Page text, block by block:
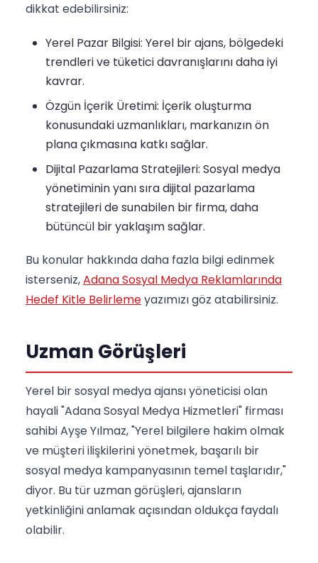
dikkat edebilirsiniz:
Yerel Pazar Bilgisi: Yerel bir ajans, bölgedeki
trendleri ve tüketici davranışlarını daha iyi
kavrar.
Özgün İçerik Üretimi: İçerik oluşturma
konusundaki uzmanlıkları, markanızın ön
plana çıkmasına katkı sağlar.
Dijital Pazarlama Stratejileri: Sosyal medya
yönetiminin yanı sıra dijital pazarlama
stratejileri de sunabilen bir firma, daha
bütüncül bir yaklaşım sağlar.
Bu konular hakkında daha fazla bilgi edinmek
isterseniz,Adana Sosyal Medya Reklamlarında
Hedef Kitle Belirlemeyazımızı göz atabilirsiniz.
Uzman Görüşleri
Yerel bir sosyal medya ajansı yöneticisi olan
hayali "Adana Sosyal Medya Hizmetleri" firması
sahibi Ayşe Yılmaz, "Yerel bilgilere hakim olmak
ve müşteri ilişkilerini yönetmek, başarılı bir
sosyal medya kampanyasının temel taşlarıdır,"
diyor. Bu tür uzman görüşleri, ajansların
yetkinliğini anlamak açısından oldukça faydalı
olabilir.